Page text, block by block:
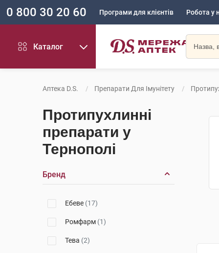
0 800 30 20 60 Програми для клієнтів Робота у
Каталог
Аптека D.S. Препарати Для Імунітету
Протипухлинні
препарати у
Тернополі
Бренд
Ебеве (17)
Ромфарм (1)
Тева (2)